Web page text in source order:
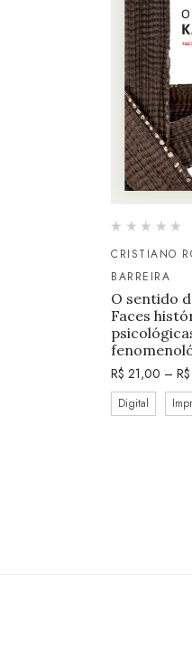
CRISTIANO
BARREIRA
O sentido
Faces
R$ 21,00 – R$
Digital